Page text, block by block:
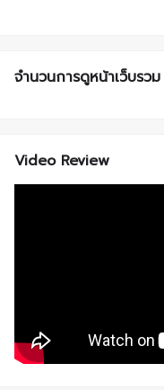
จำนวนการดูหน้าเว็บรวม
Video Review